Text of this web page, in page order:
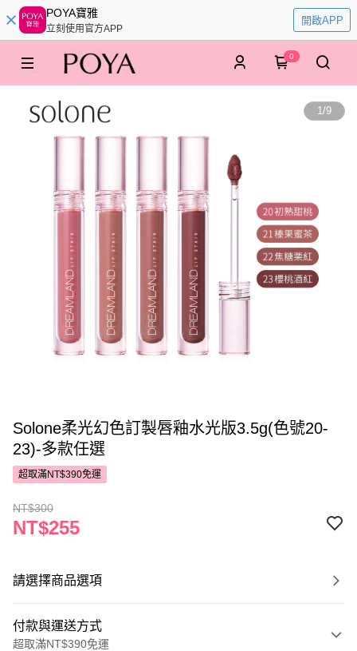
POYA寶雅
立刻使用官方APP
開啟APP
0
1/9
Solone柔光幻色訂製唇釉水光版3.5g(色號20-
23)-多款任選
超取滿NT$390免運
NT$300
NT$255
請選擇商品選項
付款與運送方式
超取滿NT$390免運